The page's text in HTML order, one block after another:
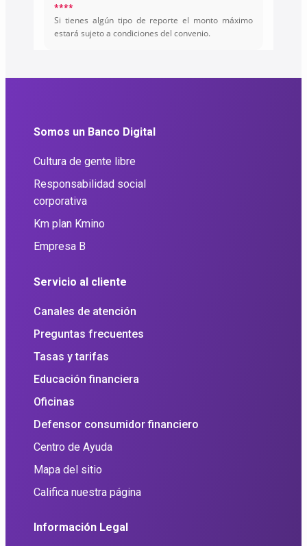
****
Si tienes algún tipo de reporte el monto máximo
estará sujeto a condiciones del convenio.
Somos un Banco Digital
Cultura de gente libre
Responsabilidad social
corporativa
Km plan Kmino
Empresa B
Servicio al cliente
Canales de atención
Preguntas frecuentes
Tasas y tarifas
Educación financiera
Oficinas
Defensor consumidor financiero
Centro de Ayuda
Mapa del sitio
Califica nuestra página
Información Legal